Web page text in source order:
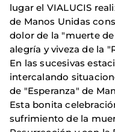
lugar el VIALUCIS
de Manos Unidas
dolor de la "muerte
alegría y viveza de la
En las sucesivas
intercalando
de "Esperanza" de
Esta bonita
sufrimiento de la